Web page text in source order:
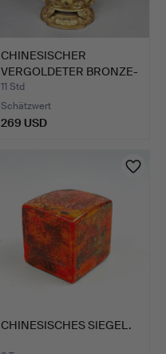
CHINESISCHER
VERGOLDETER BRONZE-
BUDDHA.
11 Std
Schätzwert
269 USD
CHINESISCHES SIEGEL.